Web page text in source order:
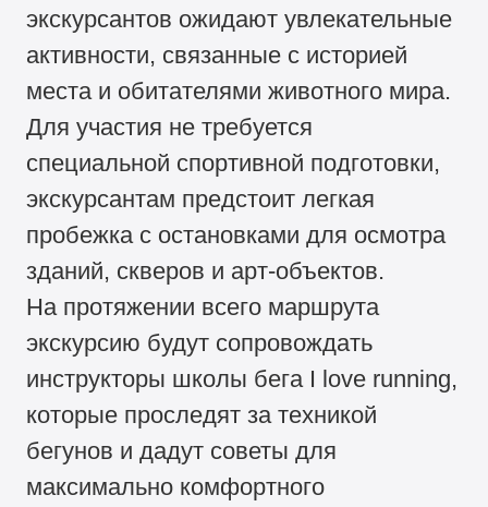
экскурсантов ожидают увлекательные
активности, связанные с историей
места и обитателями животного мира.
Для участия не требуется
специальной спортивной подготовки,
экскурсантам предстоит легкая
пробежка с остановками для осмотра
зданий, скверов и арт-объектов.
На протяжении всего маршрута
экскурсию будут сопровождать
инструкторы школы бега I love running,
которые проследят за техникой
бегунов и дадут советы для
максимально комфортного